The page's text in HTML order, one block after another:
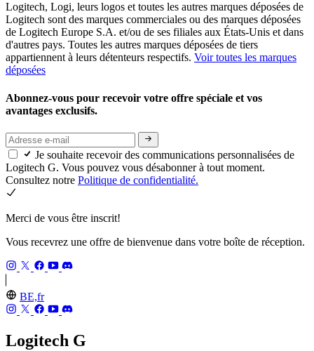
Logitech, Logi, leurs logos et toutes les autres marques déposées de
Logitech sont des marques commerciales ou des marques déposées
de Logitech Europe S.A. et/ou de ses filiales aux États-Unis et dans
d'autres pays. Toutes les autres marques déposées de tiers
appartiennent à leurs détenteurs respectifs. Voir toutes les marques
déposées
Abonnez-vous pour recevoir votre offre spéciale et vos
avantages exclusifs.
Je souhaite recevoir des communications personnalisées de
Logitech G. Vous pouvez vous désabonner à tout moment.
Consultez notre Politique de confidentialité.
Merci de vous être inscrit!
Vous recevrez une offre de bienvenue dans votre boîte de réception.
BE,fr
Logitech G